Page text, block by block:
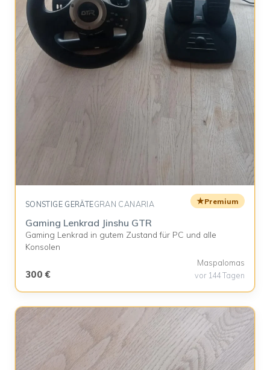
SONSTIGE GERÄTEGRAN CANARIA ★Premium
Gaming Lenkrad Jinshu GTR
Gaming Lenkrad in gutem Zustand für PC und alle
Konsolen
300 €
Maspalomas
vor 144 Tagen